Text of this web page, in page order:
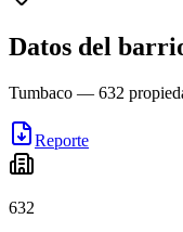
Datos del
Tumbaco — 632
Reporte
632